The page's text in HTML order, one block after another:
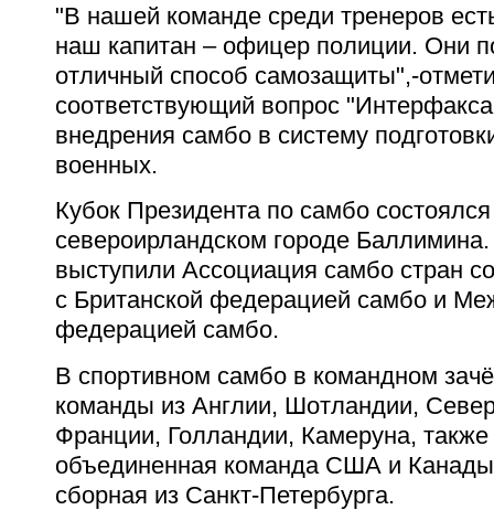
"В нашей команде среди тренеров
наш капитан – офицер полиции. Они
отличный способ самозащиты",-
соответствующий вопрос
внедрения самбо в систему
военных.
Кубок Президента по самбо
североирландском городе
выступили Ассоциация самбо стран
с Британской федерацией самбо и
федерацией самбо.
В спортивном самбо в командном
команды из Англии, Шотландии,
Франции, Голландии, Камеруна, также
объединенная команда США и
сборная из Санкт-Петербурга.